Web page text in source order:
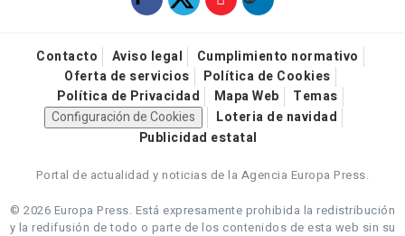
Contacto Aviso legal
Cumplimiento normativo
Oferta de servicios
Política de Cookies
Política de Privacidad
Mapa Web
Temas
Configuración de Cookies
Loteria de navidad
Publicidad estatal
Portal de actualidad y noticias de la Agencia Europa Press.
© 2026 Europa Press. Está expresamente prohibida la redistribución
y la redifusión de todo o parte de los contenidos de esta web sin su